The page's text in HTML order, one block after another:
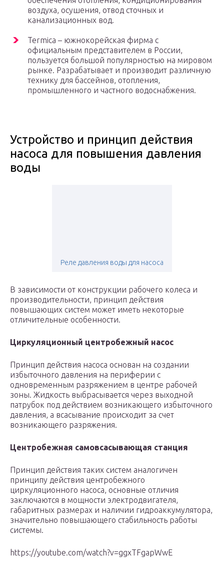
воздуха, осушения, отвод сточных и
канализационных вод.
Termica – южнокорейская фирма с
официальным представителем в России,
пользуется большой популярностью на мировом
рынке. Разрабатывает и производит различную
технику для бассейнов, отопления,
промышленного и частного водоснабжения.
Устройство и принцип действия
насоса для повышения давления
воды
Реле давления воды для насоса
В зависимости от конструкции рабочего колеса и
производительности, принцип действия
повышающих систем может иметь некоторые
отличительные особенности.
Циркуляционный центробежный насос
Принцип действия насоса основан на создании
избыточного давления на периферии с
одновременным разряжением в центре рабочей
зоны. Жидкость выбрасывается через выходной
патрубок под действием возникающего избыточного
давления, а всасывание происходит за счет
возникающего разряжения.
Центробежная самовсасывающая станция
Принцип действия таких систем аналогичен
принципу действия центробежного
циркуляционного насоса, основные отличия
заключаются в мощности электродвигателя,
габаритных размерах и наличии гидроаккумулятора,
значительно повышающего стабильность работы
системы.
https://youtube.com/watch?v=ggxTFgapWwE